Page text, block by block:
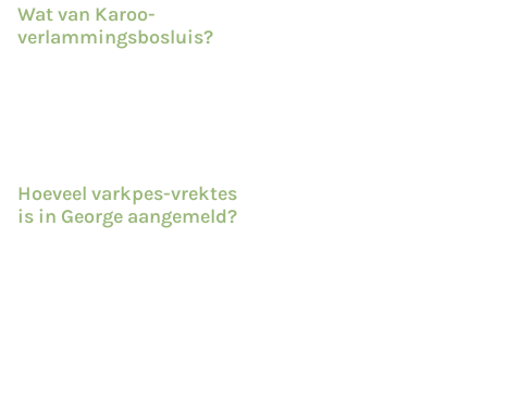
Wat van Karoo-
verlammingsbosluis?
Hoeveel varkpes-vrektes
is in George aangemeld?